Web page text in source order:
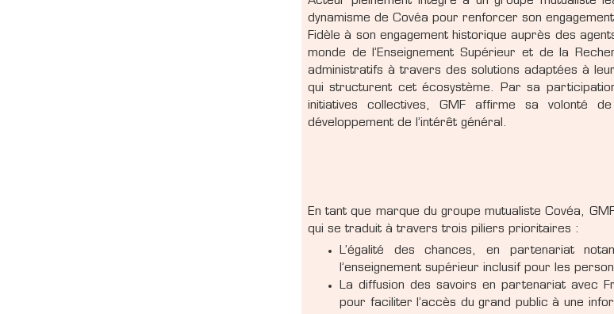
dynamisme de Covéa pour renforcer son
Fidèle à son engagement historique auprès des
monde de l’Enseignement Supérieur et de la
administratifs à travers des solutions adaptées à
qui structurent cet écosystème. Par sa
initiatives collectives, GMF affirme sa volonté
développement de l’intérêt général.
En tant que marque du groupe mutualiste Covéa,
qui se traduit à travers trois piliers prioritaires :
L’égalité des chances, en partenariat
l’enseignement supérieur inclusif pour les
La diffusion des savoirs en partenariat avec
pour faciliter l’accès du grand public à une